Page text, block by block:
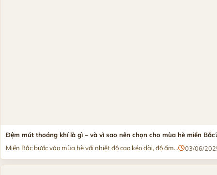
Đệm mút thoáng khí là gì – và vì sao nên chọn cho mùa hè miền
Miền Bắc bước vào mùa hè với nhiệt độ cao kéo dài, độ ẩm...
03/06/